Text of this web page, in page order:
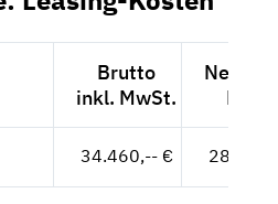
Brutto
inkl. MwSt.
Netto
34.460,-- €